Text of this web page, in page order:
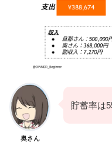
奥さん
貯蓄率は